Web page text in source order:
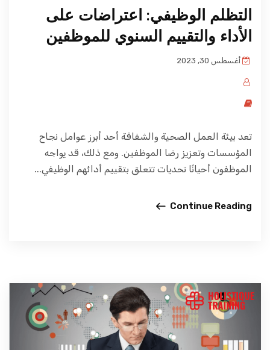
التظلم الوظيفي: اعتراضات على
الأداء والتقييم السنوي للموظفين
أغسطس 30, 2023
تعد بيئة العمل الصحية والشفافة أحد أبرز عوامل نجاح
المؤسسات وتعزيز رضا الموظفين. ومع ذلك، قد يواجه
الموظفون أحيانًا تحديات تتعلق بتقييم أدائهم الوظيفي...
Continue Reading